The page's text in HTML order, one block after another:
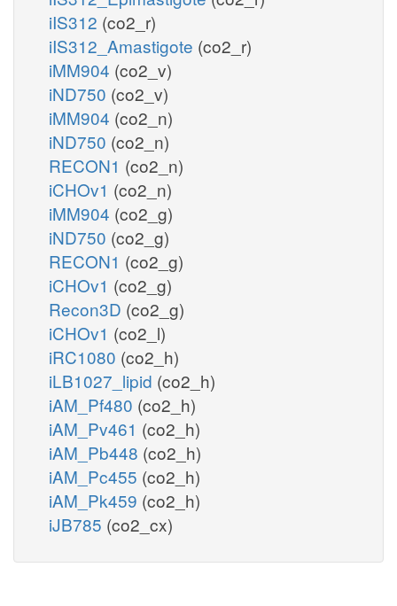
iIS312 (co2_r)
iIS312_Amastigote (co2_r)
iMM904 (co2_v)
iND750 (co2_v)
iMM904 (co2_n)
iND750 (co2_n)
RECON1 (co2_n)
iCHOv1 (co2_n)
iMM904 (co2_g)
iND750 (co2_g)
RECON1 (co2_g)
iCHOv1 (co2_g)
Recon3D (co2_g)
iCHOv1 (co2_l)
iRC1080 (co2_h)
iLB1027_lipid (co2_h)
iAM_Pf480 (co2_h)
iAM_Pv461 (co2_h)
iAM_Pb448 (co2_h)
iAM_Pc455 (co2_h)
iAM_Pk459 (co2_h)
iJB785 (co2_cx)